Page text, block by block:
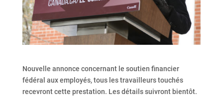
Nouvelle annonce concernant le soutien financier
fédéral aux employés, tous les travailleurs touchés
recevront cette prestation. Les détails suivront bientôt.